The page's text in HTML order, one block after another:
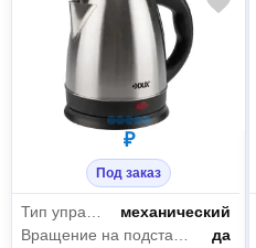
₽
Под заказ
Тип управления
механический
Вращение на подставке
да